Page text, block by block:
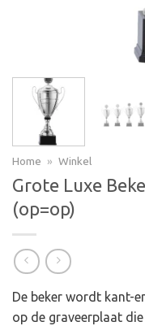
Home » Winkel
Grote Luxe
(op=op)
De beker wordt kant-
op de graveerplaat